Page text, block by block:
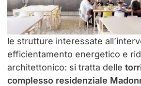
le strutture interessate
efficientamento energetico e
architettonico: si tratta delle
complesso residenziale